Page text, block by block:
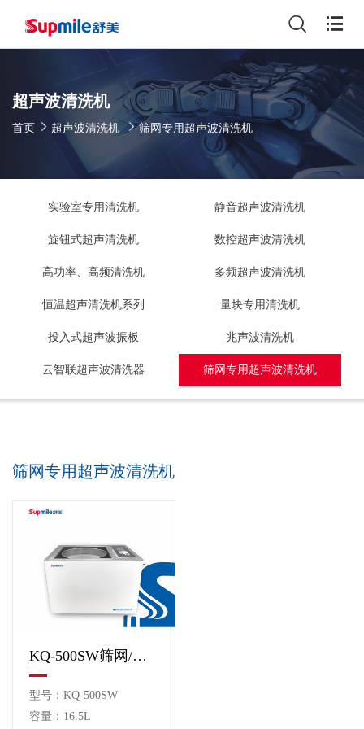
超声波清洗机
首页 超声波清洗机 筛网专用超声波清洗机
实验室专用清洗机 静音超声波清洗机
旋钮式超声清洗机 数控超声波清洗机
高功率、高频清洗机 多频超声波清洗机
恒温超声清洗机系列 量块专用清洗机
投入式超声波振板 兆声波清洗机
云智联超声波清洗器 筛网专用超声波清洗机
筛网专用超声波清洗机
KQ-500SW筛网/冲模专用超声波清洗机
型号：KQ-500SW
容量：16.5L